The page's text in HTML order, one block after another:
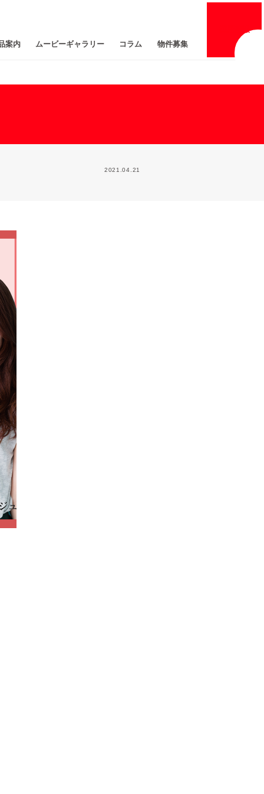
情報
案内 ムービーギャラリー コラム 物件募集
2021.04.21